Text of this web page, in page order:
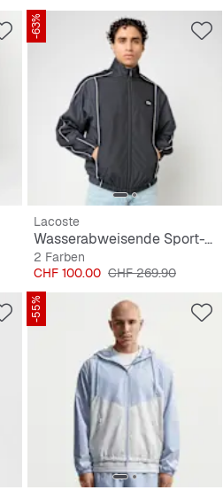
-63%
Lacoste
Wasserabweisende Sport-Track-Jacke
2 Farben
Preis
CHF 100.00 Originalpreis
CHF 269.90
-55%